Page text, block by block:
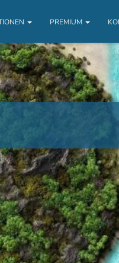
PREMIUM